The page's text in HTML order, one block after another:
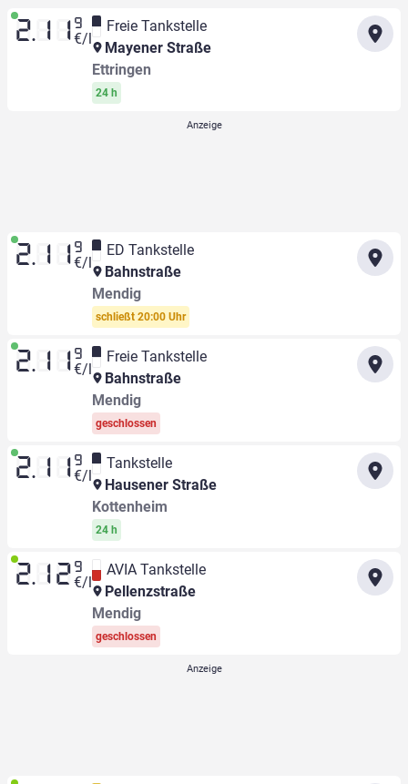
2.11 9
€/l
Freie Tankstelle
Mayener Straße
Ettringen
24 h
2.11 9
€/l
ED Tankstelle
Bahnstraße
Mendig
schließt 20:00 Uhr
2.11 9
€/l
Freie Tankstelle
Bahnstraße
Mendig
geschlossen
2.11 9
€/l
Tankstelle
Hausener Straße
Kottenheim
24 h
2.12 9
€/l
AVIA Tankstelle
Pellenzstraße
Mendig
geschlossen